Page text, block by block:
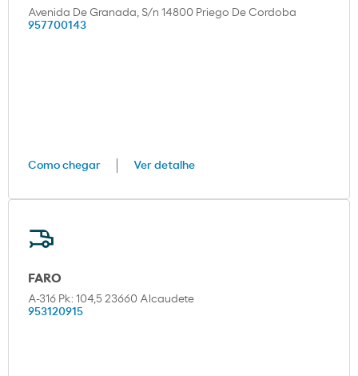
Avenida De Granada, S/n 14800 Priego De Cordoba
957700143
Como chegar Ver detalhe
FARO
A-316 Pk: 104,5 23660 Alcaudete
953120915